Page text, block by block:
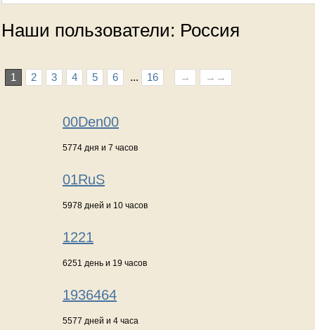
Наши пользователи: Россия
1 2 3 4 5 6 ... 16 → →→
00Den00
5774 дня и 7 часов
01RuS
5978 дней и 10 часов
1221
6251 день и 19 часов
1936464
5577 дней и 4 часа